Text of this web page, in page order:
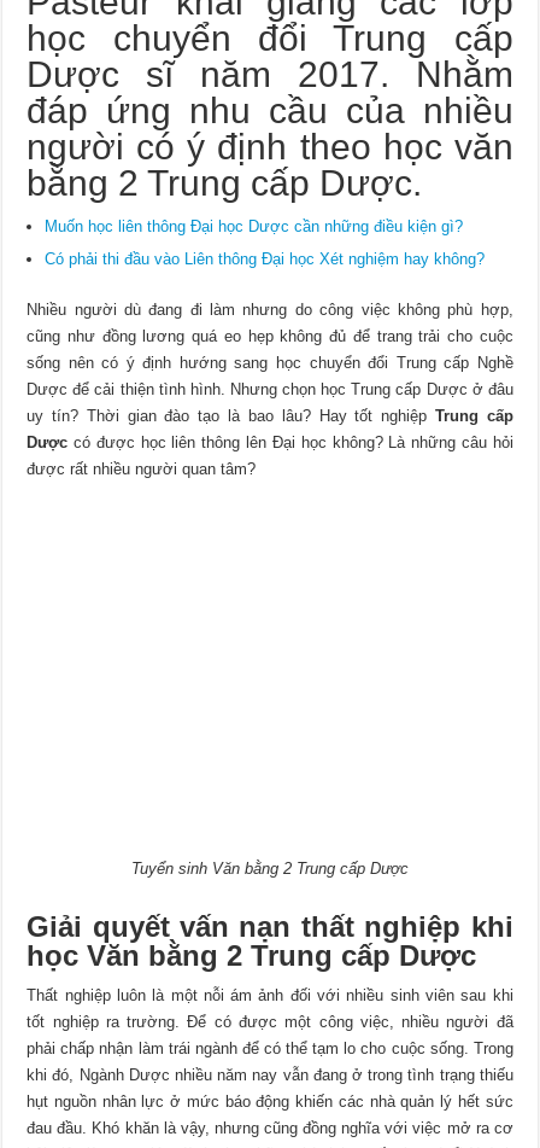
học chuyển đổi Trung cấp
Dược sĩ năm 2017. Nhằm
đáp ứng nhu cầu của nhiều
người có ý định theo học văn
bằng 2 Trung cấp Dược.
Muốn học liên thông Đại học Dược cần những điều kiện gì?
Có phải thi đầu vào Liên thông Đại học Xét nghiệm hay không?
Nhiều người dù đang đi làm nhưng do công việc không phù hợp,
cũng như đồng lương quá eo hẹp không đủ để trang trải cho cuộc
sống nên có ý định hướng sang học chuyển đổi Trung cấp Nghề
Dược để cải thiện tình hình. Nhưng chọn học Trung cấp Dược ở đâu
uy tín? Thời gian đào tạo là bao lâu? Hay tốt nghiệp Trung cấp
Dược có được học liên thông lên Đại học không? Là những câu hỏi
được rất nhiều người quan tâm?
Tuyển sinh Văn bằng 2 Trung cấp Dược
Giải quyết vấn nạn thất nghiệp khi
học Văn bằng 2 Trung cấp Dược
Thất nghiệp luôn là một nỗi ám ảnh đối với nhiều sinh viên sau khi
tốt nghiệp ra trường. Để có được một công việc, nhiều người đã
phải chấp nhận làm trái ngành để có thể tạm lo cho cuộc sống. Trong
khi đó, Ngành Dược nhiều năm nay vẫn đang ở trong tình trạng thiếu
hụt nguồn nhân lực ở mức báo động khiến các nhà quản lý hết sức
đau đầu. Khó khăn là vậy, nhưng cũng đồng nghĩa với việc mở ra cơ